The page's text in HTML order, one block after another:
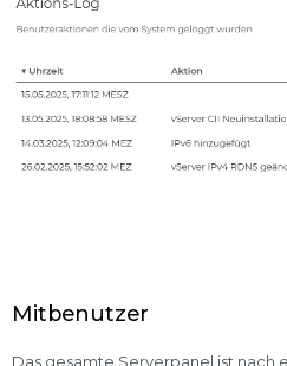
Mitbenutzer
Das gesamte Serverpanel ist nach